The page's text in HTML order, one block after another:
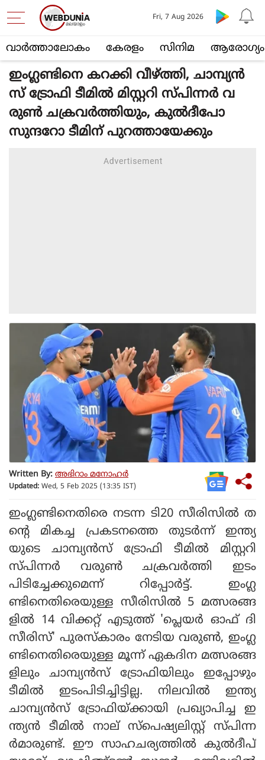
വാര്‍ത്താലോകം കേരളം സിനിമ ആരോഗ്യം
Fri, 7 Aug 2026
ഇംഗ്ലണ്ടിനെ കറക്കി വീഴ്ത്തി, ചാമ്പ്യൻ
സ് ട്രോഫി ടീമിൽ മിസ്റ്ററി സ്പിന്നർ വ
രുൺ ചക്രവർത്തിയും, കുൽദീപോ
സുന്ദറോ ടീമിന് പുറത്തായേക്കും
Written By: അഭിറാം മനോഹർ
Updated: Wed, 5 Feb 2025 (13:35 IST)
ഇംഗ്ലണ്ടിനെതിരെ നടന്ന ടി20 സീരിസില്‍ ത
ന്റെ മികച്ച പ്രകടനത്തെ തുടര്‍ന്ന് ഇന്ത്യ
യുടെ ചാമ്പ്യന്‍സ് ട്രോഫി ടീമില്‍ മിസ്റ്ററി
സ്പിന്നര്‍ വരുണ്‍ ചക്രവര്‍ത്തി ഇടം
പിടിച്ചേക്കുമെന്ന് റിപ്പോര്‍ട്ട്. ഇംഗ്ല
ണ്ടിനെതിരെയുള്ള സീരിസില്‍ 5 മത്സരങ്ങ
ളില്‍ 14 വിക്കറ്റ് എടുത്ത് 'പ്ലെയര്‍ ഓഫ് ദി
സീരിസ്' പുരസ്‌കാരം നേടിയ വരുണ്‍, ഇംഗ്ല
ണ്ടിനെതിരെയുള്ള മൂന്ന് ഏകദിന മത്സരങ്ങ
ളിലും ചാമ്പ്യന്‍സ് ട്രോഫിയിലും ഇപ്പോഴും
ടീമില്‍ ഇടംപിടിച്ചിട്ടില്ല. നിലവില്‍ ഇന്ത്യ
ചാമ്പ്യന്‍സ് ട്രോഫിയ്ക്കായി പ്രഖ്യാപിച്ച ഇ
ന്ത്യന്‍ ടീമില്‍ നാല് സ്‌പെഷ്യലിസ്റ്റ് സ്പിന്ന
ര്‍മാരുണ്ട്. ഈ സാഹചര്യത്തില്‍ കുല്‍ദീപ്